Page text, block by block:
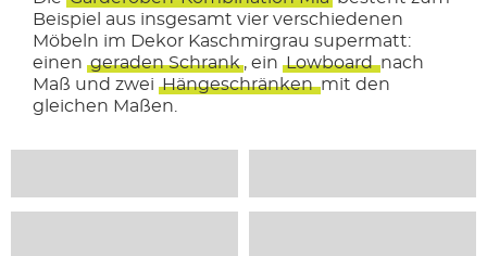
Beispiel aus insgesamt vier verschiedenen
Möbeln im Dekor Kaschmirgrau supermatt:
einen geraden Schrank , ein Lowboard nach
Maß und zwei Hängeschränken mit den
gleichen Maßen.